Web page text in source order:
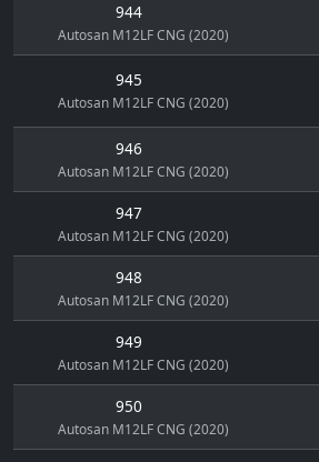
944
Autosan M12LF CNG (2020)
945
Autosan M12LF CNG (2020)
946
Autosan M12LF CNG (2020)
947
Autosan M12LF CNG (2020)
948
Autosan M12LF CNG (2020)
949
Autosan M12LF CNG (2020)
950
Autosan M12LF CNG (2020)